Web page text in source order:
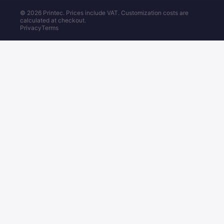
© 2026 Printec. Prices include VAT. Customization costs are
calculated at checkout.
PrivacyTerms